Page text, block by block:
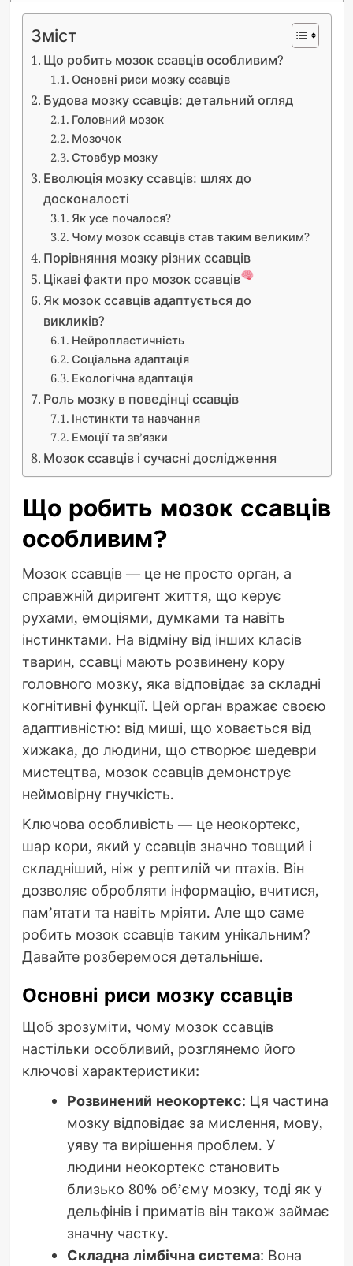
Зміст
Що робить мозок ссавців особливим?
Основні риси мозку ссавців
Будова мозку ссавців: детальний огляд
Головний мозок
Мозочок
Стовбур мозку
Еволюція мозку ссавців: шлях до
досконалості
Як усе почалося?
Чому мозок ссавців став таким великим?
Порівняння мозку різних ссавців
Цікаві факти про мозок ссавців
Як мозок ссавців адаптується до
викликів?
Нейропластичність
Соціальна адаптація
Екологічна адаптація
Роль мозку в поведінці ссавців
Інстинкти та навчання
Емоції та зв’язки
Мозок ссавців і сучасні дослідження
Що робить мозок ссавців
особливим?
Мозок ссавців — це не просто орган, а
справжній диригент життя, що керує
рухами, емоціями, думками та навіть
інстинктами. На відміну від інших класів
тварин, ссавці мають розвинену кору
головного мозку, яка відповідає за складні
когнітивні функції. Цей орган вражає своєю
адаптивністю: від миші, що ховається від
хижака, до людини, що створює шедеври
мистецтва, мозок ссавців демонструє
неймовірну гнучкість.
Ключова особливість — це неокортекс,
шар кори, який у ссавців значно товщий і
складніший, ніж у рептилій чи птахів. Він
дозволяє обробляти інформацію, вчитися,
пам’ятати та навіть мріяти. Але що саме
робить мозок ссавців таким унікальним?
Давайте розберемося детальніше.
Основні риси мозку ссавців
Щоб зрозуміти, чому мозок ссавців
настільки особливий, розглянемо його
ключові характеристики:
Розвинений неокортекс: Ця частина
мозку відповідає за мислення, мову,
уяву та вирішення проблем. У
людини неокортекс становить
близько 80% об’єму мозку, тоді як у
дельфінів і приматів він також займає
значну частку.
Складна лімбічна система: Вона